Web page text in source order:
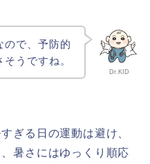
Dr.KID
ので、予防的
うですね。
ぎる日の運動は避け、
暑さにはゆっくり順応